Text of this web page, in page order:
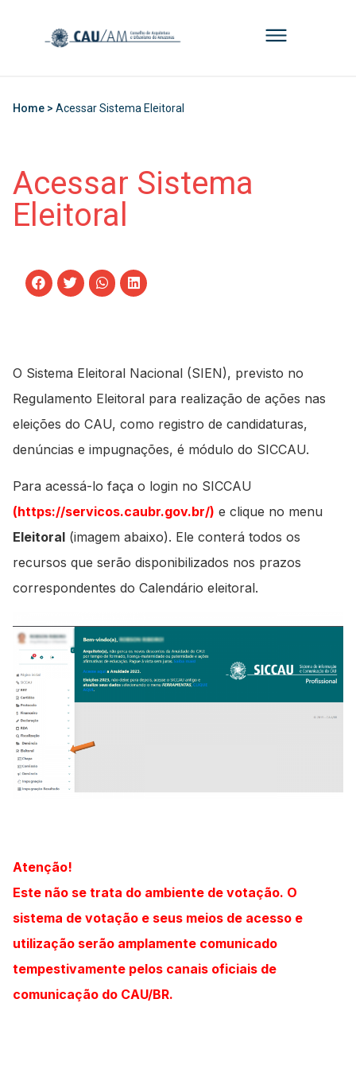
Home > Acessar Sistema Eleitoral
Acessar Sistema
Eleitoral
O Sistema Eleitoral Nacional (SIEN), previsto no
Regulamento Eleitoral para realização de ações nas
eleições do CAU, como registro de candidaturas,
denúncias e impugnações, é módulo do SICCAU.
Para acessá-lo faça o login no SICCAU
(https://servicos.caubr.gov.br/) e clique no menu
Eleitoral (imagem abaixo). Ele conterá todos os
recursos que serão disponibilizados nos prazos
correspondentes do Calendário eleitoral.
Atenção!
Este não se trata do ambiente de votação. O
sistema de votação e seus meios de acesso e
utilização serão amplamente comunicado
tempestivamente pelos canais oficiais de
comunicação do CAU/BR.